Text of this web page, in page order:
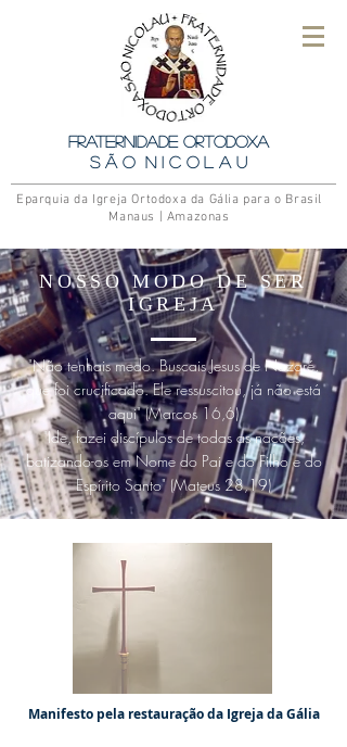
Fraternidade Ortodoxa
S ã o N i c o l a u
Eparquia da Igreja Ortodoxa da Gália para o Brasil
Manaus | Amazonas
NOSSO MODO DE SER
IGREJA
"Não tenhais medo. Buscais Jesus de Naza­ré,
que foi crucificado. Ele ressuscitou, já não está
aqui" (Marcos 16,6)
"Ide, fazei discípulos de todas as nações,
batizando-os em Nome do Pai e do Filho e do
Espírito Santo" (Mateus 28,19)
Manifesto pela restauração da Igreja da Gália